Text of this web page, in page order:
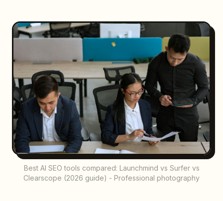
Best AI SEO tools compared: Launchmind vs Surfer vs
Clearscope (2026 guide) - Professional photography